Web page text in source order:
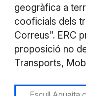
geogràfica a
cooficials dels
Correus". ERC
proposició no
Transports,